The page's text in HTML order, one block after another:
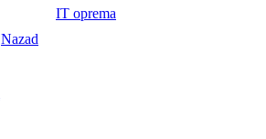
IT oprema
Nazad